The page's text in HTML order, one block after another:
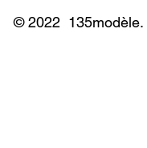
© 2022 135modèle.